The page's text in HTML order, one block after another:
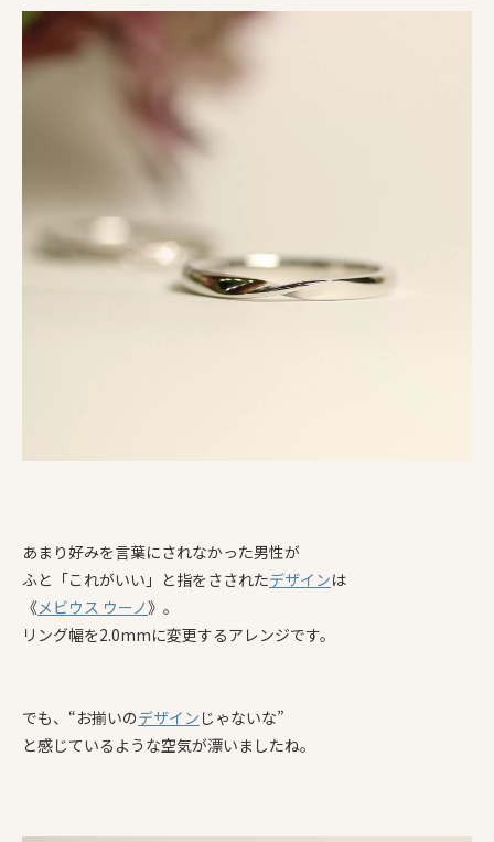
あまり好みを言葉にされなかった男性が
ふと「これがいい」と指をさされたデザインは
《メビウス ウーノ》。
リング幅を2.0mmに変更するアレンジです。
でも、“お揃いのデザイン じゃないな”
と感じているような空気が漂いましたね。